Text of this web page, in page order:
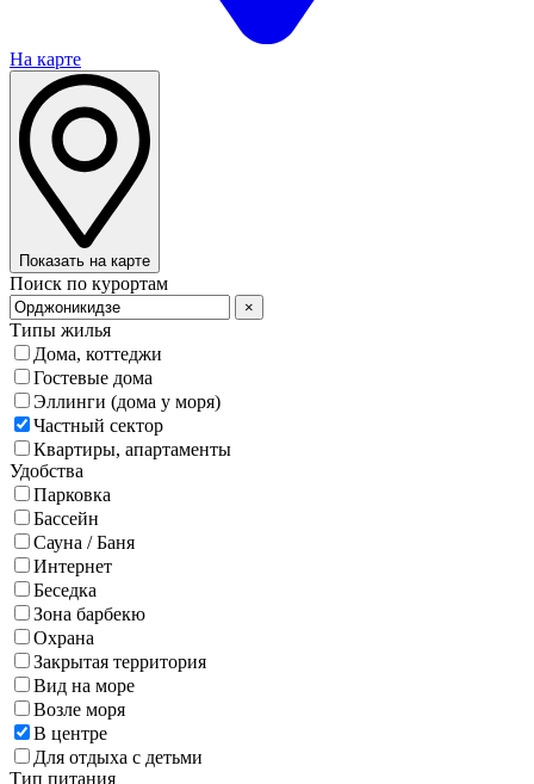
На карте
Показать на карте
Поиск по курортам
×
Типы жилья
Дома, коттеджи
Гостевые дома
Эллинги (дома у моря)
Частный сектор
Квартиры, апартаменты
Удобства
Парковка
Бассейн
Сауна / Баня
Интернет
Беседка
Зона барбекю
Охрана
Закрытая территория
Вид на море
Возле моря
В центре
Для отдыха с детьми
Тип питания